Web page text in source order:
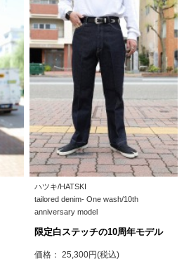
ハツキ/HATSKI
tailored denim- One wash/10th
anniversary model
限定白ステッチの10周年モデル
価格： 25,300円(税込)